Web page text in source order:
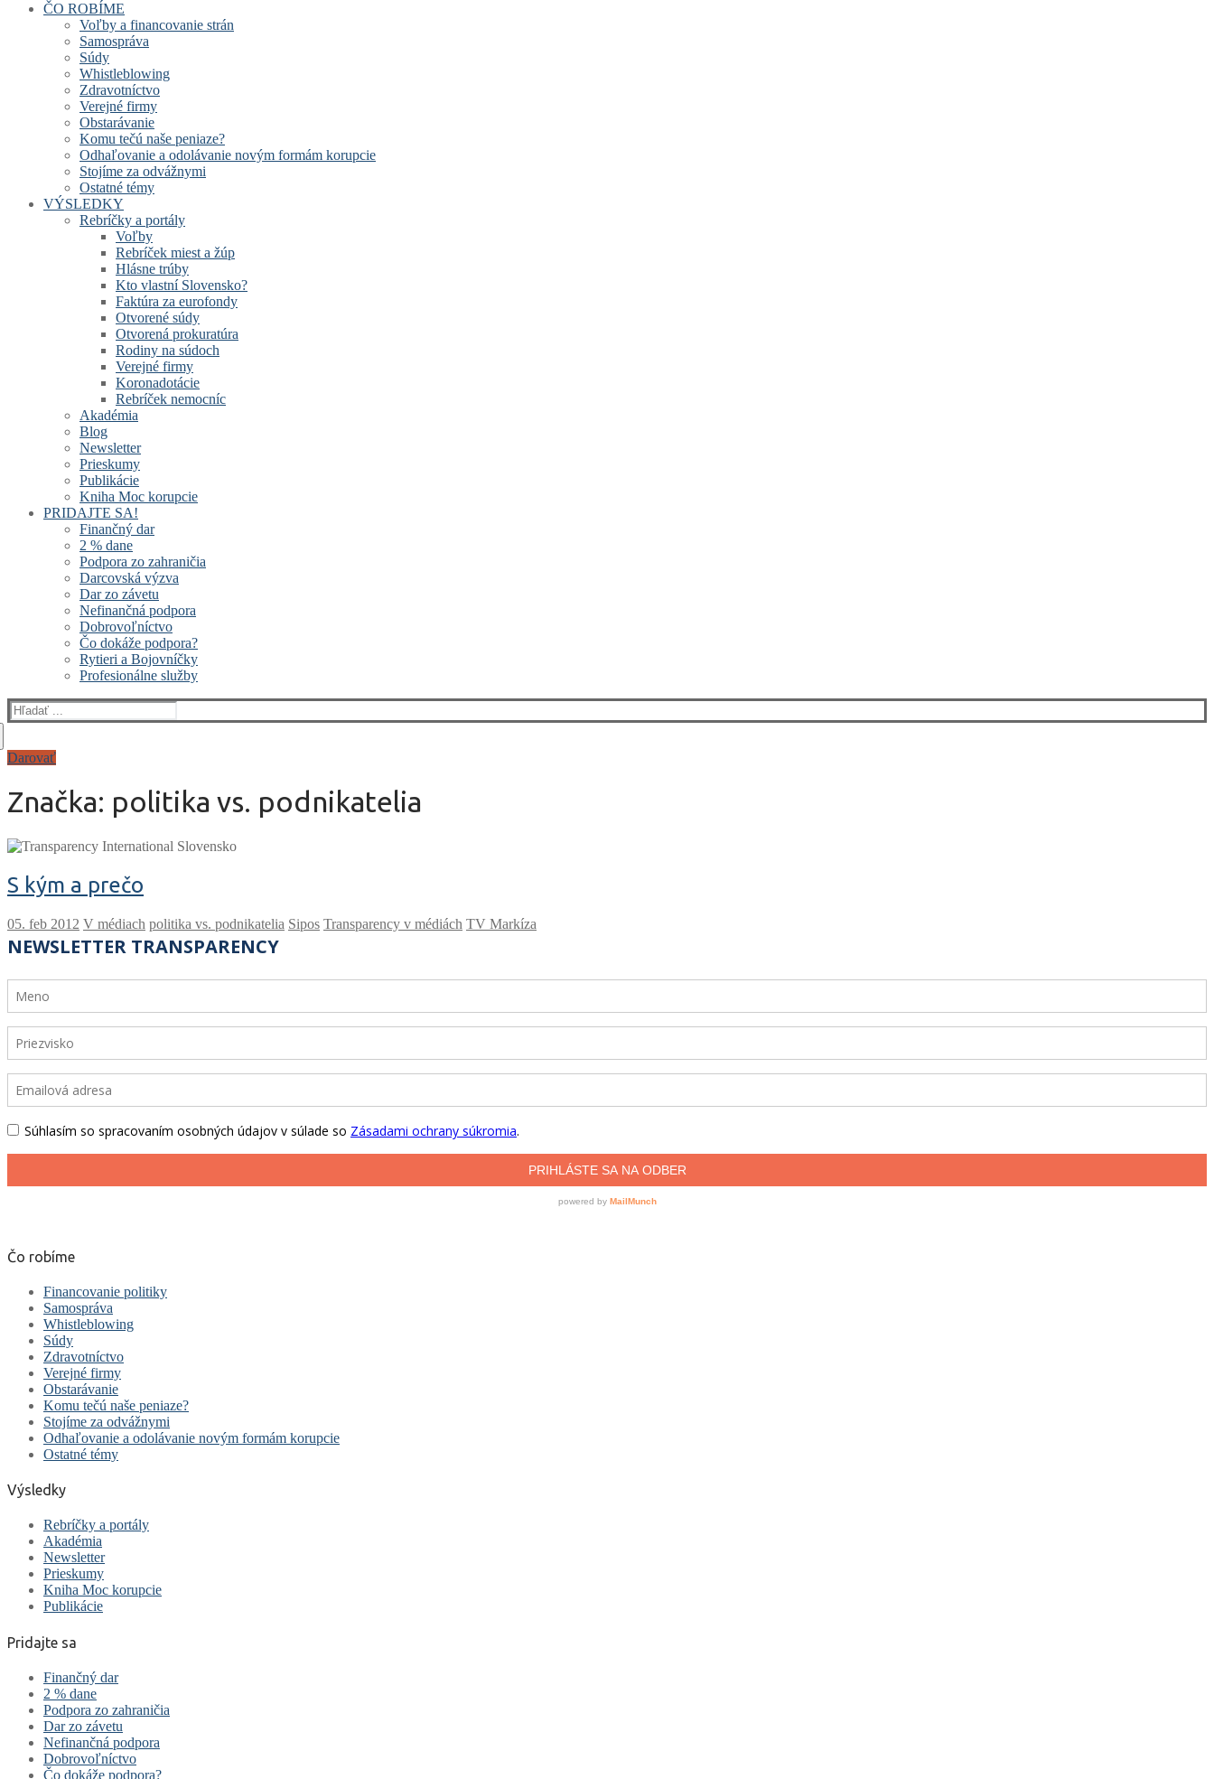
ČO ROBÍME
Voľby a financovanie strán
Samospráva
Súdy
Whistleblowing
Zdravotníctvo
Verejné firmy
Obstarávanie
Komu tečú naše peniaze?
Odhaľovanie a odolávanie novým formám korupcie
Stojíme za odvážnymi
Ostatné témy
VÝSLEDKY
Rebríčky a portály
Voľby
Rebríček miest a žúp
Hlásne trúby
Kto vlastní Slovensko?
Faktúra za eurofondy
Otvorené súdy
Otvorená prokuratúra
Rodiny na súdoch
Verejné firmy
Koronadotácie
Rebríček nemocníc
Akadémia
Blog
Newsletter
Prieskumy
Publikácie
Kniha Moc korupcie
PRIDAJTE SA!
Finančný dar
2 % dane
Podpora zo zahraničia
Darcovská výzva
Dar zo závetu
Nefinančná podpora
Dobrovoľníctvo
Čo dokáže podpora?
Rytieri a Bojovníčky
Profesionálne služby
Hľadať:
Darovať
Značka: politika vs. podnikatelia
S kým a prečo
V médiach politika vs. podnikatelia Sipos Transparency v médiách TV Markíza
Čo robíme
Financovanie politiky
Samospráva
Whistleblowing
Súdy
Zdravotníctvo
Verejné firmy
Obstarávanie
Komu tečú naše peniaze?
Stojíme za odvážnymi
Odhaľovanie a odolávanie novým formám korupcie
Ostatné témy
Výsledky
Rebríčky a portály
Akadémia
Newsletter
Prieskumy
Kniha Moc korupcie
Publikácie
Pridajte sa
Finančný dar
2 % dane
Podpora zo zahraničia
Dar zo závetu
Nefinančná podpora
Dobrovoľníctvo
Čo dokáže podpora?